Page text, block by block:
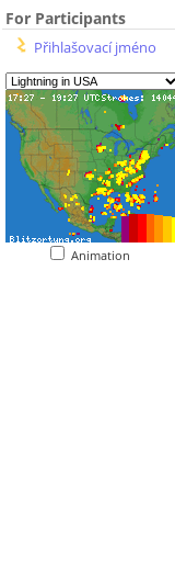
For Participants
Přihlašovací jméno
Animation